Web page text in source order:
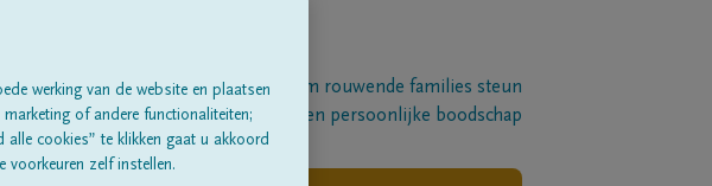
Een platform om rouwende families steun
te betuigen met een persoonlijke boodschap
werking van de website en plaatsen
of andere functionaliteiten;
cookies” te klikken gaat u akkoord
zelf instellen.